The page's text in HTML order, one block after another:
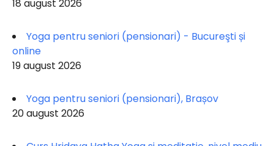
18 august 2026
Yoga pentru seniori (pensionari) - Bucureşti și
online
19 august 2026
Yoga pentru seniori (pensionari), Brașov
20 august 2026